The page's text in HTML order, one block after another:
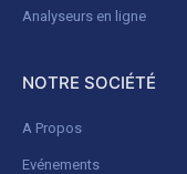
Analyseurs en ligne
NOTRE SOCIÉTÉ
A Propos
Evénements